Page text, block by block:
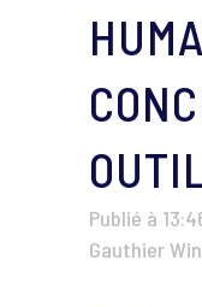
Publié à
Gauthier